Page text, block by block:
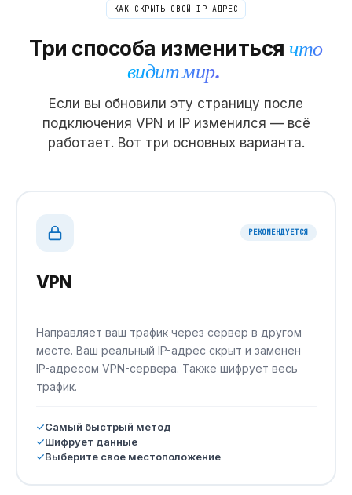
КАК СКРЫТЬ СВОЙ IP-АДРЕС
Три способа измениться что
видит мир.
Если вы обновили эту страницу после
подключения VPN и IP изменился — всё
работает. Вот три основных варианта.
РЕКОМЕНДУЕТСЯ
VPN
Направляет ваш трафик через сервер в другом
месте. Ваш реальный IP-адрес скрыт и заменен
IP-адресом VPN-сервера. Также шифрует весь
трафик.
Самый быстрый метод
Шифрует данные
Выберите свое местоположение